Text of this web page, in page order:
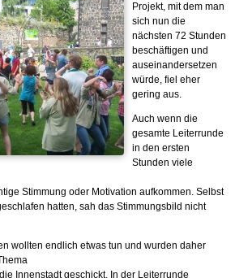
Projekt, mit dem man
sich nun die
nächsten 72 Stunden
beschäftigen und
auseinandersetzen
würde, fiel eher
gering aus.
Auch wenn die
gesamte Leiterrunde
in den ersten
Stunden viele
Stimmung oder Motivation aufkommen. Selbst
hatten, sah das Stimmungsbild nicht
wollten endlich etwas tun und wurden daher
Innenstadt geschickt. In der Leiterrunde